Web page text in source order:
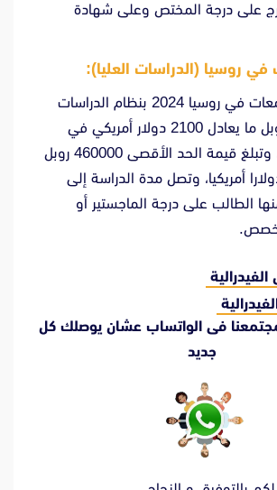
على درجة المختص وعلى شهادة
في روسيا (الدراسات العليا):
وتبلغ أسعار الجامعات في روسيا 2024 بنظام الدراسات
العليا 147000 روبل ما يعادل 2100 دولار أمريكي في
السنة كحد أدني، وتبلغ قيمة الحد الأقصى 460000 روبل
يعادل 6570 دولارا أمريكيا، وتصل مدة الدراسة إلى
الطالب على درجة الماجستير أو
فى الواتساب عشان يوصلك كل
جديد